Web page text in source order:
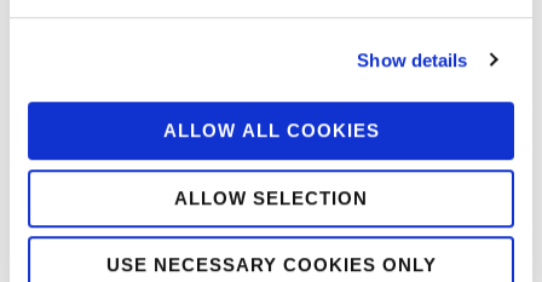
Show details
ALLOW ALL COOKIES
ALLOW SELECTION
USE NECESSARY COOKIES ONLY